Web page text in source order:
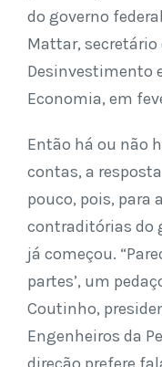
do governo
Mattar, secretário
Desinvestimento
Economia, em
Então há ou não
contas, a
pouco, pois, para
contraditórias do
já começou.
partes’, um
Coutinho,
Engenheiros da